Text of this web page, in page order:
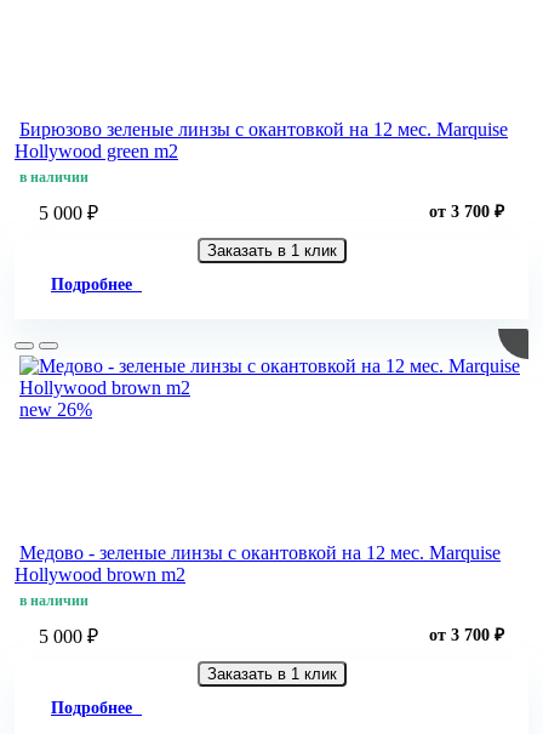
Бирюзово зеленые линзы c окантовкой на 12 мес. Marquise
Hollywood green m2
в наличии
5 000 ₽ от 3 700 ₽
Заказать в 1 клик
Подробнее
new 26%
Медово - зеленые линзы c окантовкой на 12 мес. Marquise
Hollywood brown m2
в наличии
5 000 ₽ от 3 700 ₽
Заказать в 1 клик
Подробнее